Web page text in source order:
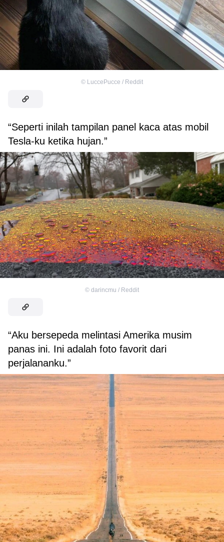
© LuccePucce / Reddit
“Seperti inilah tampilan panel kaca atas mobil
Tesla-ku ketika hujan.”
© darincmu / Reddit
“Aku bersepeda melintasi Amerika musim
panas ini. Ini adalah foto favorit dari
perjalananku.”